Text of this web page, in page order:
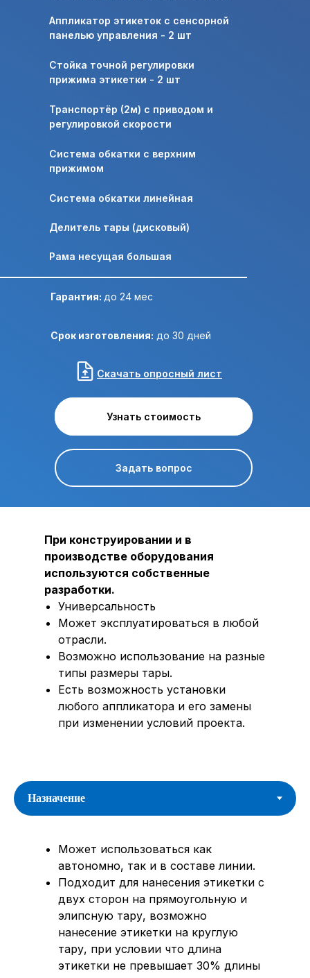
Отправить ТЗ на почту:
Скачать опросный лист
Срок изготовления: до 30 дней
Аппликатор этикеток с сенсорной
панелью управления - 2 шт
Стойка точной регулировки
прижима этикетки - 2 шт
Рама несущая большая
Гарантия: до 24 мес
Задать вопрос
Узнать стоимость
Узнать стоимость
Транспортёр (2м) с приводом и
регулировкой скорости
Система обкатки с верхним
прижимом
Система обкатки линейная
Делитель тары (дисковый)
При конструировании и в
производстве оборудования
используются собственные
разработки.
Универсальность
Может эксплуатироваться в любой
отрасли.
Возможно использование на разные
типы размеры тары.
Есть возможность установки
любого аппликатора и его замены
при изменении условий проекта.
Может использоваться как
автономно, так и в составе линии.
Подходит для нанесения этикетки с
двух сторон на прямоугольную и
элипсную тару, возможно
нанесение этикетки на круглую
тару, при условии что длина
этикетки не превышает 30% длины